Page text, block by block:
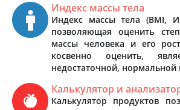
Индекс массы тела
Индекс массы тела (BMI,
позволяющая оценить
массы человека и его
косвенно оценить,
недостаточной,
Калькулятор и
Калькулятор продуктов